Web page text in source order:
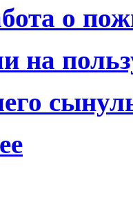
о
на